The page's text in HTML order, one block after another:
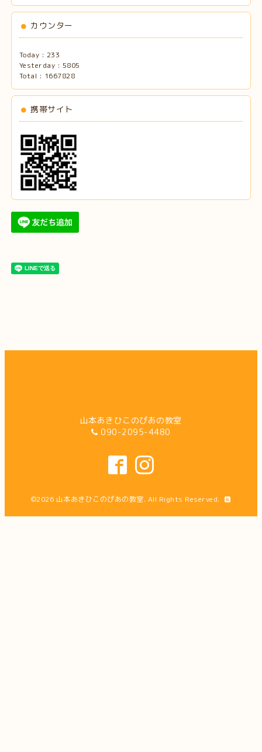
カウンター
Today : 233
Yesterday : 5805
Total : 1667828
携帯サイト
山本あきひこのぴあの教室
090-2095-4480
©2026 山本あきひこのぴあの教室. All Rights Reserved.